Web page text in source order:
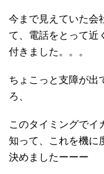
今まで見えていた会
て、電話をとって近
付きました。。。
ちょこっと支障が出
ろ、
このタイミングでイ
知って、これを機に
決めましたーーー